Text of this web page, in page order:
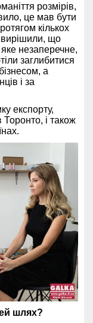
розмірів,
це мав бути
кількох
вирішили, що
незаперечне,
заглибитися
а
і за
експорту,
Торонто, і також
шлях?